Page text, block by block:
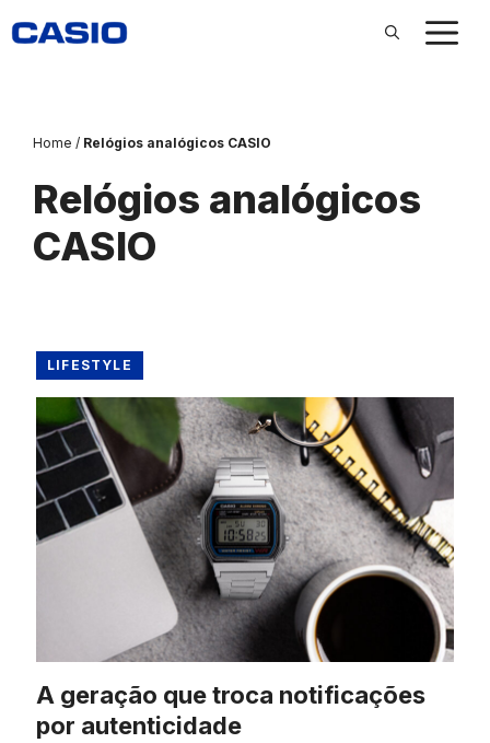
para
Home / Relógios analógicos CASIO
Relógios analógicos
CASIO
LIFESTYLE
A geração que troca notificações
por autenticidade